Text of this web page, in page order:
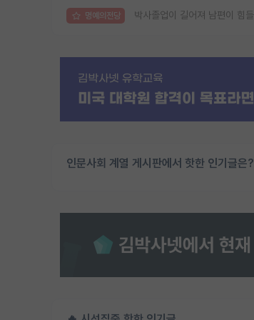
명예의전당 박사졸업이 길어져 남편이 힘
인문사회 계열 게시판에서 핫한 인기글은?